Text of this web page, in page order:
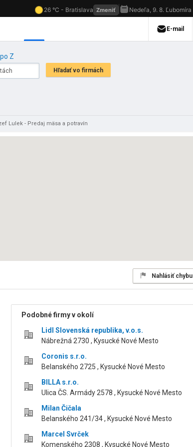
Z
Lulek - Predaj mäsa a potravín
Nahlásiť chybu
Podobné firmy v okolí
Lidl Slovenská republika, v.o.s.
Nábrežná 2730 , Kysucké Nové Mesto
Coronis s.r.o.
Belanského 2725 , Kysucké Nové Mesto
BILLA s.r.o.
Ulica ČS. Armády 2578 , Kysucké Nové Mesto
Milan Čičala
Belanského 241/34 , Kysucké Nové Mesto
Marcel Svrček
Komenského 2308 , Kysucké Nové Mesto